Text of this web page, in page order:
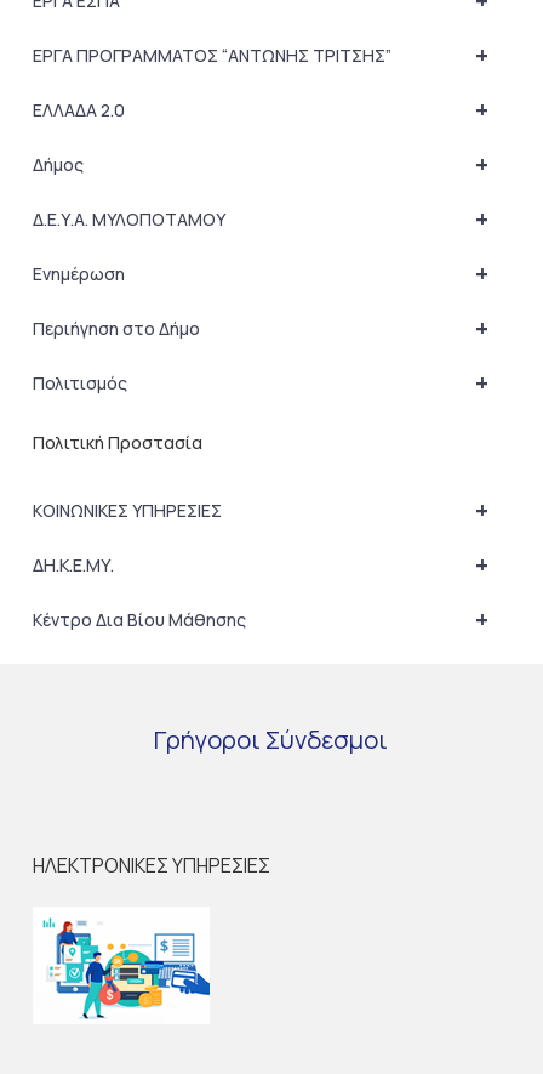
+
ΕΡΓΑ ΠΡΟΓΡΑΜΜΑΤΟΣ “ΑΝΤΩΝΗΣ ΤΡΙΤΣΗΣ”
+
ΕΛΛΑΔΑ 2.0
+
Δήμος
+
Δ.Ε.Υ.Α. ΜΥΛΟΠΟΤΑΜΟΥ
+
Ενημέρωση
+
Περιήγηση στο Δήμο
+
Πολιτισμός
Πολιτική Προστασία
+
ΚΟΙΝΩΝΙΚΕΣ ΥΠΗΡΕΣΙΕΣ
+
ΔΗ.Κ.Ε.ΜΥ.
+
Κέντρο Δια Βίου Μάθησης
Γρήγοροι Σύνδεσμοι
ΗΛΕΚΤΡΟΝΙΚΕΣ ΥΠΗΡΕΣΙΕΣ